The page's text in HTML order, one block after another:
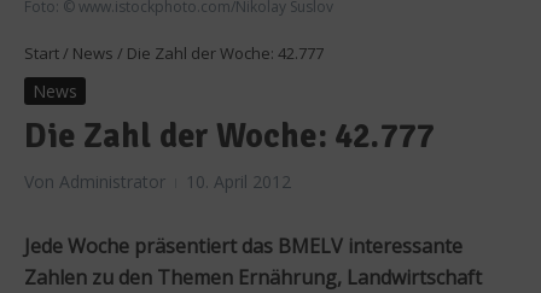
Foto: © www.istockphoto.com/Nikolay Suslov
Start / News / Die Zahl der Woche: 42.777
News
Die Zahl der Woche: 42.777
Von Administrator 10. April 2012
Jede Woche präsentiert das BMELV interessante
Zahlen zu den Themen Ernährung, Landwirtschaft